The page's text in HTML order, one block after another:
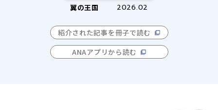
翼の王国 2026.02
紹介された記事を冊子で読む
ANAアプリから読む